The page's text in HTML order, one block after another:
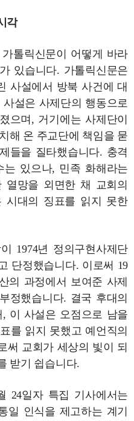
각
톨릭신문이 어떻게 바라
있습니다. 가톨릭신문은
사설에서 방북 사건에 대
설은 사제단의 행동으로
으며, 거기에는 사제단이
해 온 주교단에 책임을 묻
들을 질타했습니다. 충격
있으나, 민족 화해라는
망을 외면한 채 교회의
시대의 징표를 읽지 못한
1974년 정의구현사제단
단정했습니다. 이로써 19
의 과정에서 보여준 사제
정했습니다. 결국 후대의
이 사설은 오점으로 남을
를 읽지 못했고 예언직의
써 교회가 세상의 빛이 되
받기 쉽습니다.
24일자 특집 기사에서는
일 인식을 제고하는 계기